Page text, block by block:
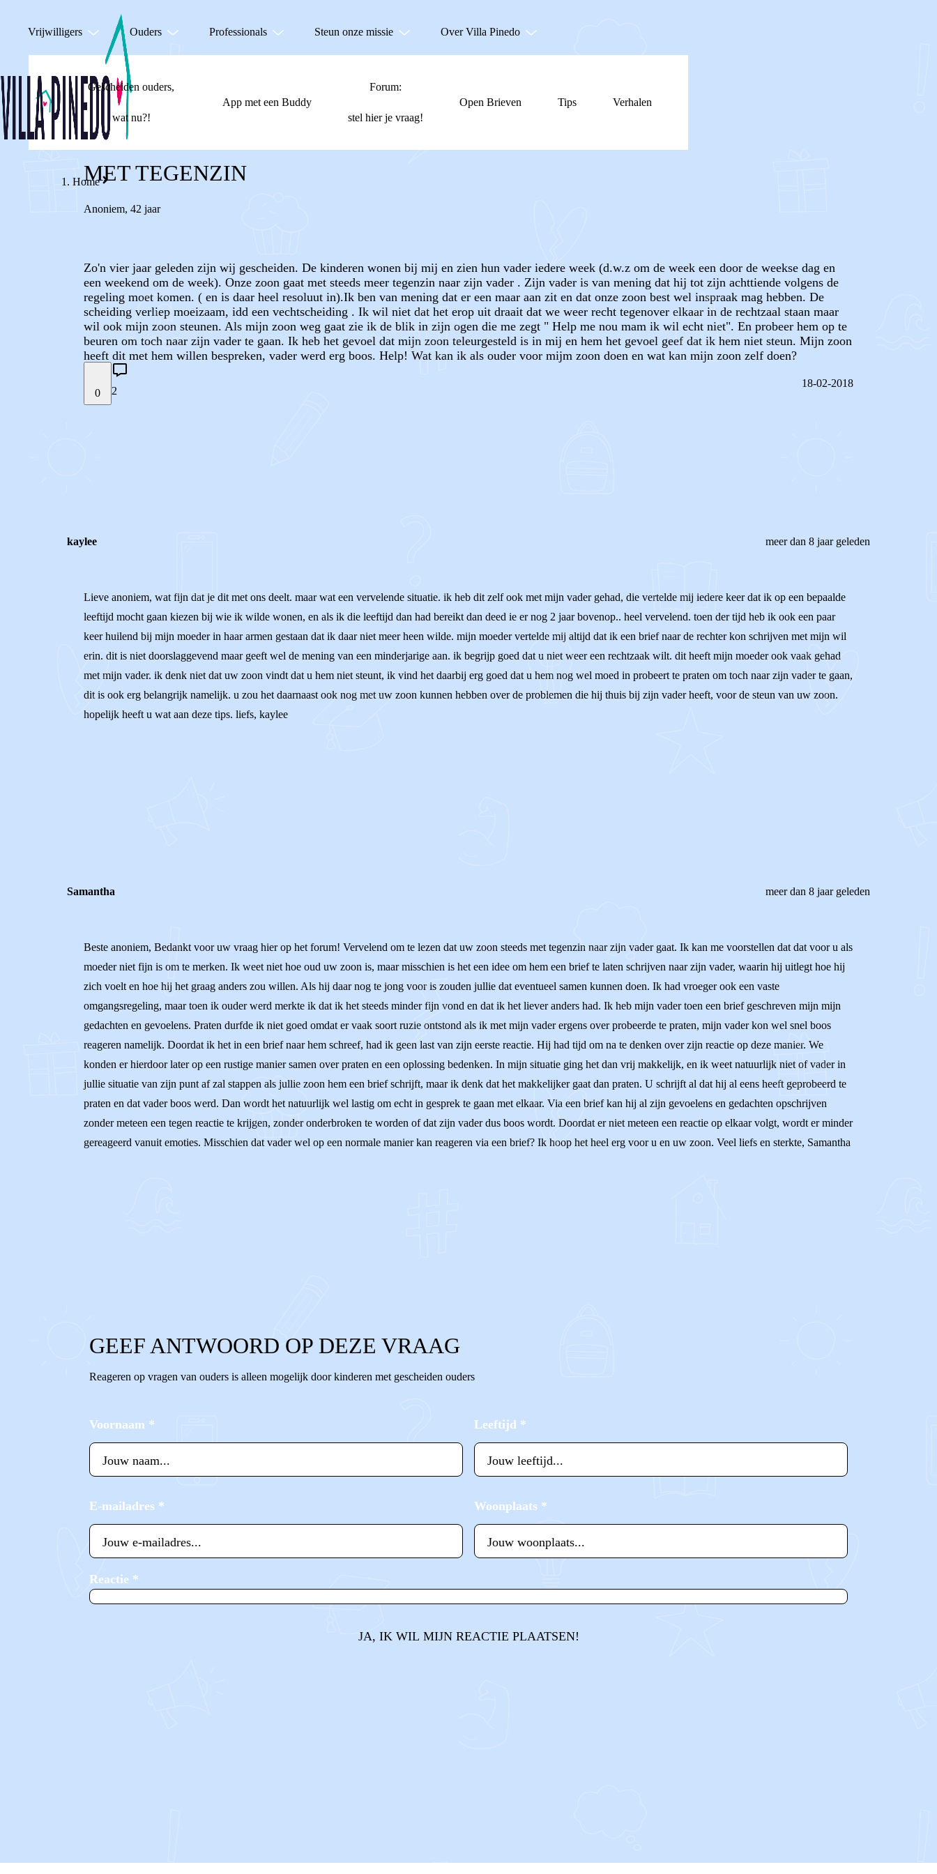
Vrijwilligers Ouders Professionals Steun onze missie Over Villa Pinedo
Gescheiden ouders,
wat nu?!
App met een Buddy
Forum:
stel hier je vraag!
Open Brieven Tips Verhalen
Home
MET TEGENZIN
Anoniem, 42 jaar
Zo'n vier jaar geleden zijn wij gescheiden. De kinderen wonen bij mij en zien hun vader iedere week (d.w.z om de week een door de weekse dag en
een weekend om de week). Onze zoon gaat met steeds meer tegenzin naar zijn vader . Zijn vader is van mening dat hij tot zijn achttiende volgens de
regeling moet komen. ( en is daar heel resoluut in).Ik ben van mening dat er een maar aan zit en dat onze zoon best wel inspraak mag hebben. De
scheiding verliep moeizaam, idd een vechtscheiding . Ik wil niet dat het erop uit draait dat we weer recht tegenover elkaar in de rechtzaal staan maar
wil ook mijn zoon steunen. Als mijn zoon weg gaat zie ik de blik in zijn ogen die me zegt " Help me nou mam ik wil echt niet". En probeer hem op te
beuren om toch naar zijn vader te gaan. Ik heb het gevoel dat mijn zoon teleurgesteld is in mij en hem het gevoel geef dat ik hem niet steun. Mijn zoon
heeft dit met hem willen bespreken, vader werd erg boos. Help! Wat kan ik als ouder voor mijm zoon doen en wat kan mijn zoon zelf doen?
0 2
18-02-2018
kaylee meer dan 8 jaar geleden
Lieve anoniem, wat fijn dat je dit met ons deelt. maar wat een vervelende situatie. ik heb dit zelf ook met mijn vader gehad, die vertelde mij iedere keer dat ik op een bepaalde
leeftijd mocht gaan kiezen bij wie ik wilde wonen, en als ik die leeftijd dan had bereikt dan deed ie er nog 2 jaar bovenop.. heel vervelend. toen der tijd heb ik ook een paar
keer huilend bij mijn moeder in haar armen gestaan dat ik daar niet meer heen wilde. mijn moeder vertelde mij altijd dat ik een brief naar de rechter kon schrijven met mijn wil
erin. dit is niet doorslaggevend maar geeft wel de mening van een minderjarige aan. ik begrijp goed dat u niet weer een rechtzaak wilt. dit heeft mijn moeder ook vaak gehad
met mijn vader. ik denk niet dat uw zoon vindt dat u hem niet steunt, ik vind het daarbij erg goed dat u hem nog wel moed in probeert te praten om toch naar zijn vader te gaan,
dit is ook erg belangrijk namelijk. u zou het daarnaast ook nog met uw zoon kunnen hebben over de problemen die hij thuis bij zijn vader heeft, voor de steun van uw zoon.
hopelijk heeft u wat aan deze tips. liefs, kaylee
Samantha meer dan 8 jaar geleden
Beste anoniem, Bedankt voor uw vraag hier op het forum! Vervelend om te lezen dat uw zoon steeds met tegenzin naar zijn vader gaat. Ik kan me voorstellen dat dat voor u als
moeder niet fijn is om te merken. Ik weet niet hoe oud uw zoon is, maar misschien is het een idee om hem een brief te laten schrijven naar zijn vader, waarin hij uitlegt hoe hij
zich voelt en hoe hij het graag anders zou willen. Als hij daar nog te jong voor is zouden jullie dat eventueel samen kunnen doen. Ik had vroeger ook een vaste
omgangsregeling, maar toen ik ouder werd merkte ik dat ik het steeds minder fijn vond en dat ik het liever anders had. Ik heb mijn vader toen een brief geschreven mijn mijn
gedachten en gevoelens. Praten durfde ik niet goed omdat er vaak soort ruzie ontstond als ik met mijn vader ergens over probeerde te praten, mijn vader kon wel snel boos
reageren namelijk. Doordat ik het in een brief naar hem schreef, had ik geen last van zijn eerste reactie. Hij had tijd om na te denken over zijn reactie op deze manier. We
konden er hierdoor later op een rustige manier samen over praten en een oplossing bedenken. In mijn situatie ging het dan vrij makkelijk, en ik weet natuurlijk niet of vader in
jullie situatie van zijn punt af zal stappen als jullie zoon hem een brief schrijft, maar ik denk dat het makkelijker gaat dan praten. U schrijft al dat hij al eens heeft geprobeerd te
praten en dat vader boos werd. Dan wordt het natuurlijk wel lastig om echt in gesprek te gaan met elkaar. Via een brief kan hij al zijn gevoelens en gedachten opschrijven
zonder meteen een tegen reactie te krijgen, zonder onderbroken te worden of dat zijn vader dus boos wordt. Doordat er niet meteen een reactie op elkaar volgt, wordt er minder
gereageerd vanuit emoties. Misschien dat vader wel op een normale manier kan reageren via een brief? Ik hoop het heel erg voor u en uw zoon. Veel liefs en sterkte, Samantha
GEEF ANTWOORD OP DEZE VRAAG
Reageren op vragen van ouders is alleen mogelijk door kinderen met gescheiden ouders
Voornaam * Leeftijd *
E-mailadres * Woonplaats *
Reactie *
JA, IK WIL MIJN REACTIE PLAATSEN!